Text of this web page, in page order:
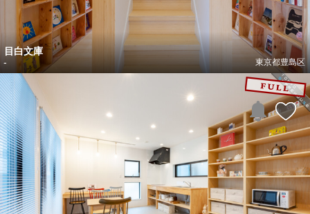
目白文庫
東京都豊島区
-